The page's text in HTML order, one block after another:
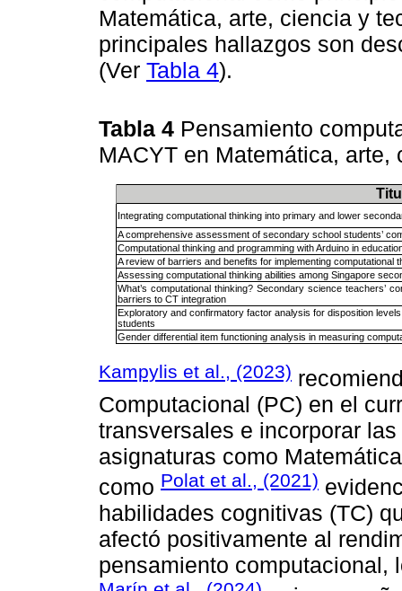
Matemática, arte, ciencia y
principales hallazgos son
(Ver Tabla 4).
Tabla 4 Pensamiento
MACYT en Matemática,
Integrating computational thinking into primary and lower
A comprehensive assessment of secondary school students’
Computational thinking and programming with Arduino in
A review of barriers and benefits for implementing computational
Assessing computational thinking abilities among Singapore
What’s computational thinking? Secondary science teachers’
barriers to CT integration
Exploratory and confirmatory factor analysis for disposition
students
Gender differential item functioning analysis in measuring
Kampylis et al., (2023)
Computacional (PC) en el
transversales e incorporar
asignaturas como
como Polat et al., (2021)
habilidades cognitivas (TC)
afectó positivamente al
pensamiento computacional,